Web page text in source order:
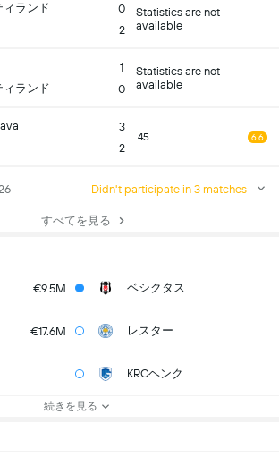
ィランド
0
2
Statistics are not
available
ィランド
1
0
Statistics are not
available
3
2
45 6.6
Didn't participate in 3 matches
すべてを見る
€9.5M ベシクタス
€17.6M レスター
KRCヘンク
続きを見る